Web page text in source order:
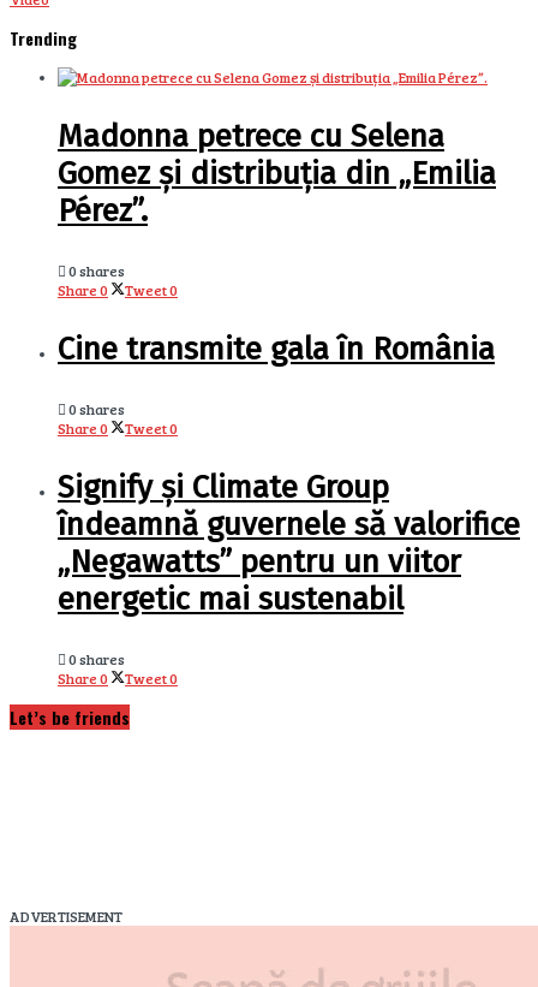
Trending
Madonna petrece cu Selena
Gomez și distribuția din „Emilia
Pérez”.
0 shares
Share0 Tweet0
Cine transmite gala în România
0 shares
Share0 Tweet0
Signify și Climate Group
îndeamnă guvernele să valorifice
„Negawatts” pentru un viitor
energetic mai sustenabil
0 shares
Share0 Tweet0
Let’s be friends
ADVERTISEMENT